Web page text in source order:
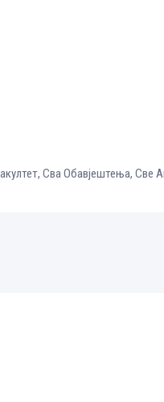
, Сва Обавјештења, Све